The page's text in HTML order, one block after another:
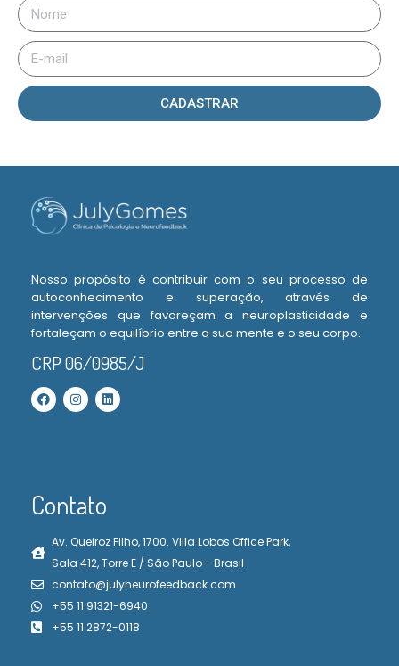
CADASTRAR
Nosso propósito é contribuir com o seu processo de
autoconhecimento e superação, através de
intervenções que favoreçam a neuroplasticidade e
fortaleçam o equilíbrio entre a sua mente e o seu corpo.
CRP 06/0985/J
Contato
Av. Queiroz Filho, 1700. Villa Lobos Office Park,
Sala 412, Torre E / São Paulo - Brasil
contato@julyneurofeedback.com
+55 11 91321-6940
+55 11 2872-0118